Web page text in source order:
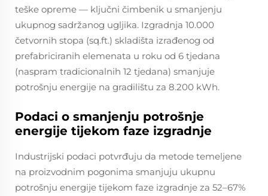
teške opreme — ključni čimbenik u smanjenju
ukupnog sadržanog ugljika. Izgradnja 10.000
četvornih stopa (sq.ft.) skladišta izrađenog od
prefabriciranih elemenata u roku od 6 tjedana
(naspram tradicionalnih 12 tjedana) smanjuje
potrošnju energije na gradilištu za 8.200 kWh.
Podaci o smanjenju potrošnje
energije tijekom faze izgradnje
Industrijski podaci potvrđuju da metode temeljene
na proizvodnim pogonima smanjuju ukupnu
potrošnju energije tijekom faze izgradnje za 52–67%